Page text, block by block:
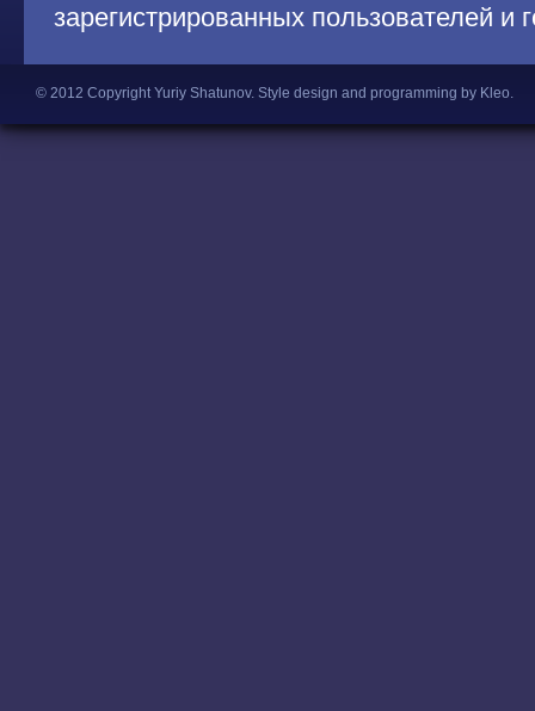
зарегистрированных пользователей и
© 2012 Copyright Yuriy Shatunov. Style design and programming by Kleo.